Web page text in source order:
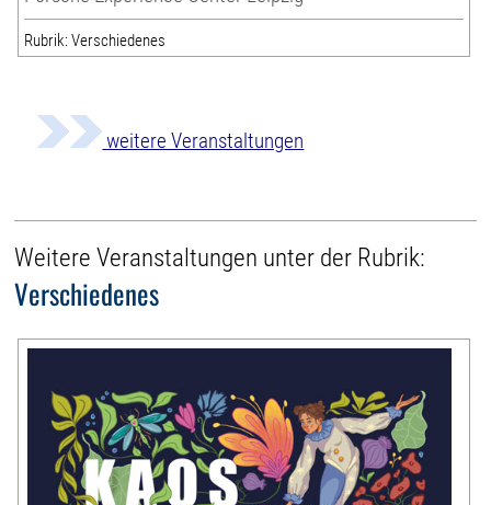
Rubrik: Verschiedenes
weitere Veranstaltungen
Weitere Veranstaltungen unter der Rubrik:
Verschiedenes